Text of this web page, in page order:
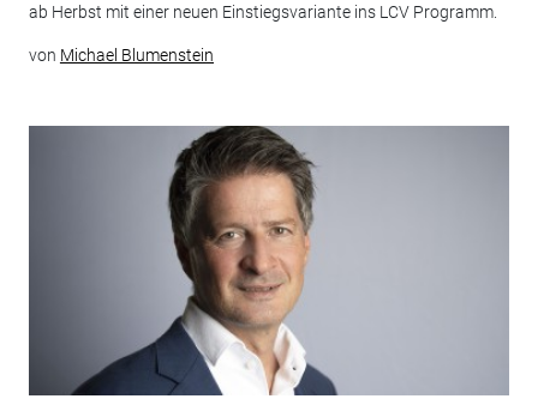
ab Herbst mit einer neuen Einstiegsvariante ins LCV Programm.
von Michael Blumenstein